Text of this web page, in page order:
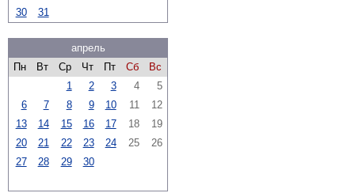
30
31
апрель
Пн
Вт Ср Чт Пт Сб
Вс
1
2 3 4
5
6
7 8 9 10 11
12
13
14 15 16 17 18
19
20
21 22 23 24 25
26
27
28 29 30